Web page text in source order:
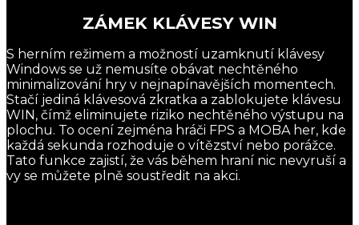
ZÁMEK KLÁVESY WIN
S herním režimem a možností uzamknutí klávesy
Windows se už nemusíte obávat nechtěného
minimalizování hry v nejnapínavějších momentech.
Stačí jediná klávesová zkratka a zablokujete klávesu
WIN, čímž eliminujete riziko nechtěného výstupu na
plochu. To ocení zejména hráči FPS a MOBA her, kde
každá sekunda rozhoduje o vítězství nebo porážce.
Tato funkce zajistí, že vás během hraní nic nevyruší a
vy se můžete plně soustředit na akci.